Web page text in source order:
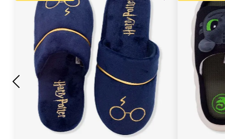
G GG M P
ADICIONAR AO
CARRINHO